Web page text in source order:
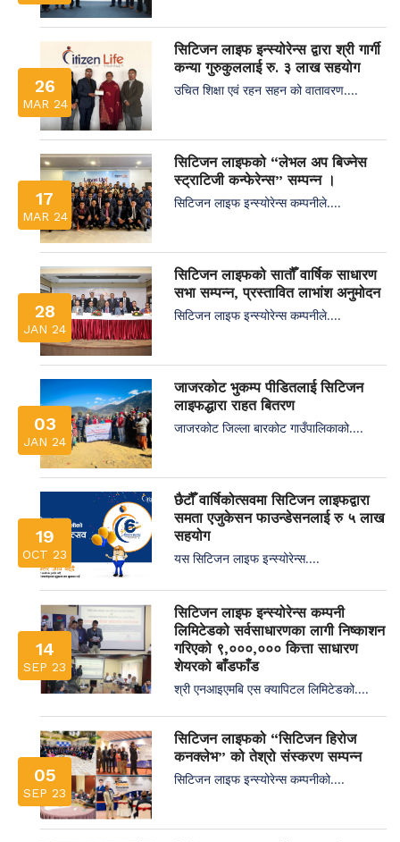
26
MAR 24
सिटिजन लाइफ इन्स्योरेन्स द्वारा श्री गार्गी
कन्या गुरुकुललाई रु. ३ लाख सहयोग
उचित शिक्षा एवं रहन सहन को वातावरण....
17
MAR 24
सिटिजन लाइफको “लेभल अप बिज्नेस
स्ट्राटिजी कन्फेरेन्स” सम्पन्न ।
सिटिजन लाइफ इन्स्योरेन्स कम्पनीले....
28
JAN 24
सिटिजन लाइफको सातौँ वार्षिक साधारण
सभा सम्पन्न, प्रस्तावित लाभांश अनुमोदन
सिटिजन लाइफ इन्स्योरेन्स कम्पनीले....
03
JAN 24
जाजरकोट भुकम्प पीडितलाई सिटिजन
लाइफद्धारा राहत बितरण
जाजरकोट जिल्ला बारकोट गाउँपालिकाको....
19
OCT 23
छैटौँ वार्षिकोत्सवमा सिटिजन लाइफद्वारा
समता एजुकेसन फाउन्डेसनलाई रु ५ लाख
सहयोग
यस सिटिजन लाइफ इन्स्योरेन्स....
14
SEP 23
सिटिजन लाइफ इन्स्योरेन्स कम्पनी
लिमिटेडको सर्वसाधारणका लागी निष्काशन
गरिएको ९,०००,००० कित्ता साधारण
शेयरको बाँडफाँड
श्री एनआइएमबि एस क्यापिटल लिमिटेडको....
05
SEP 23
सिटिजन लाइफको “सिटिजन हिरोज
कनक्लेभ” को तेश्रो संस्करण सम्पन्न
सिटिजन लाइफ इन्स्योरेन्स कम्पनीको....